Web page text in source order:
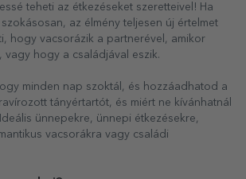
teheti az étkezéseket szeretteivel! Ha
az élmény teljesen új értelmet
hogy vacsorázik a partnerével, amikor
vagy hogy a családjával eszik.
minden nap szoktál, és hozzáadhatod a
tányértartót, és miért ne kívánhatnál
ünnepekre, ünnepi étkezésekre,
vacsorákra vagy családi